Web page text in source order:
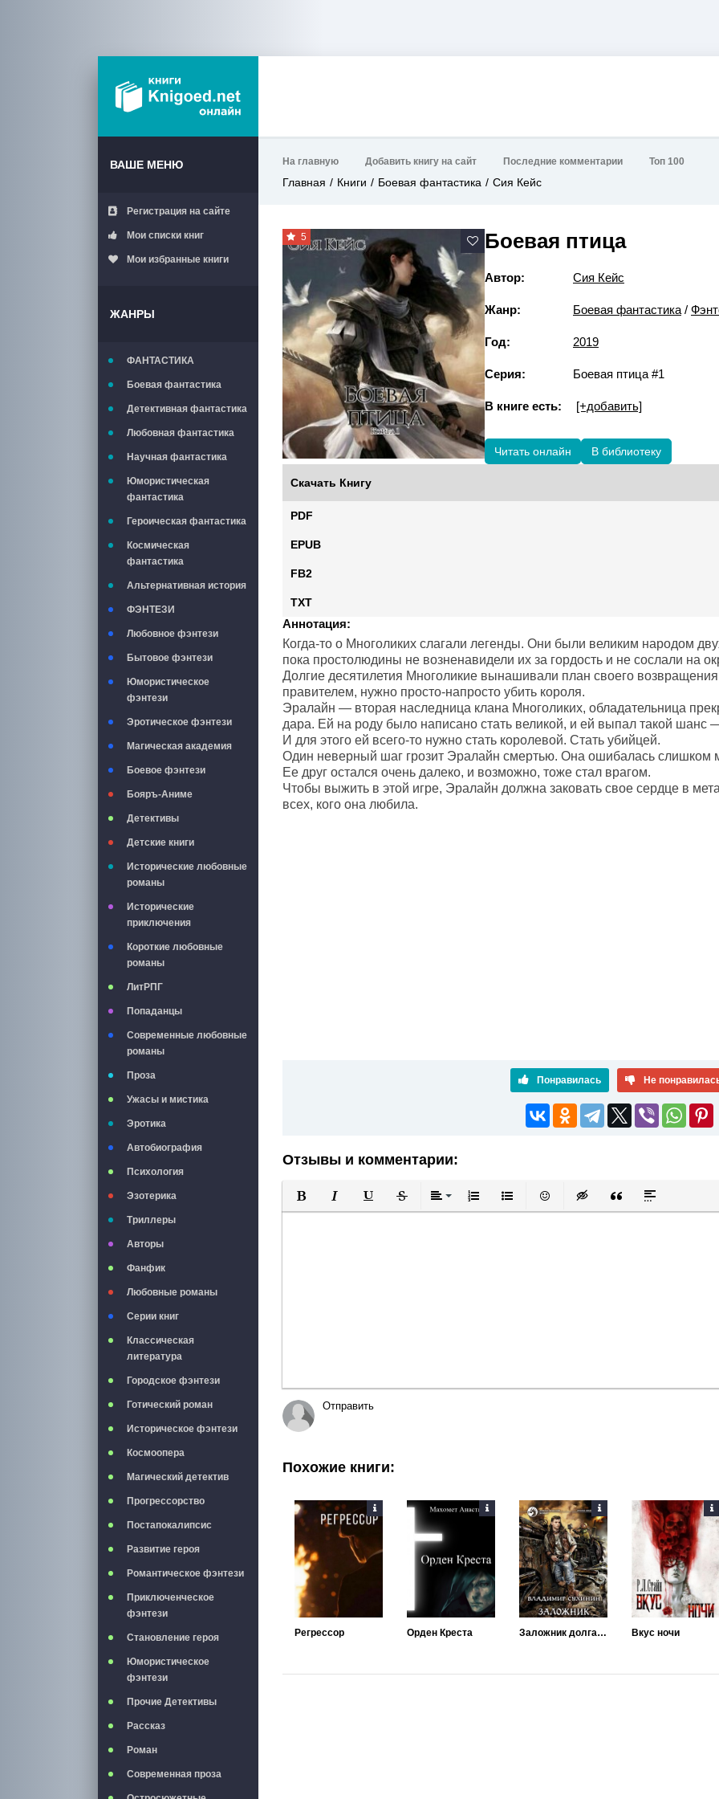
ВАШЕ МЕНЮ
Регистрация на сайте
Мои списки книг
Мои избранные книги
ЖАНРЫ
ФАНТАСТИКА
Боевая фантастика
Детективная фантастика
Любовная фантастика
Научная фантастика
Юмористическая
фантастика
Героическая фантастика
Космическая
фантастика
Альтернативная история
ФЭНТЕЗИ
Любовное фэнтези
Бытовое фэнтези
Юмористическое
фэнтези
Эротическое фэнтези
Магическая академия
Боевое фэнтези
Бояръ-Аниме
Детективы
Детские книги
Исторические любовные
романы
Исторические
приключения
Короткие любовные
романы
ЛитРПГ
Попаданцы
Современные любовные
романы
Проза
Ужасы и мистика
Эротика
Автобиография
Психология
Эзотерика
Триллеры
Авторы
Фанфик
Любовные романы
Серии книг
Классическая
литература
Городское фэнтези
Готический роман
Историческое фэнтези
Космоопера
Магический детектив
Прогрессорство
Постапокалипсис
Развитие героя
Романтическое фэнтези
Приключенческое
фэнтези
Становление героя
Юмористическое
фэнтези
Прочие Детективы
Рассказ
Роман
Современная проза
На главную Добавить книгу на сайт Последние комментарии Топ 100
Главная Книги Боевая фантастика Сия Кейс
5 Боевая птица
Автор: Сия Кейс
Жанр: Боевая фантастика /
Год: 2019
Серия: Боевая птица #1
В книге есть: [+добавить]
Читать онлайн В библиотеку
Скачать Книгу
PDF
EPUB
FB2
TXT
Аннотация:
Когда-то о Многоликих слагали легенды. Они были великим народом
пока простолюдины не возненавидели их за гордость и не сослали на
Долгие десятилетия Многоликие вынашивали план своего возвращения
правителем, нужно просто-напросто убить короля.
Эралайн — вторая наследница клана Многоликих, обладательница
дара. Ей на роду было написано стать великой, и ей выпал такой
И для этого ей всего-то нужно стать королевой. Стать убийцей.
Один неверный шаг грозит Эралайн смертью. Она ошибалась слишком
Ее друг остался очень далеко, и возможно, тоже стал врагом.
Чтобы выжить в этой игре, Эралайн должна заковать свое сердце в
всех, кого она любила.
Понравилась Не
Отзывы и комментарии:
Полужирный
КурсивПодчеркнутый
ЗачеркнутыйВыравнивание
Нумерованный список
Маркированный список
Вставить смайлик
Вставка скрытого текста
Вставка цитаты
Вставка
Отправить
Похожие книги:
Регрессор Орден Креста Заложник долга и чести Вкус ночи